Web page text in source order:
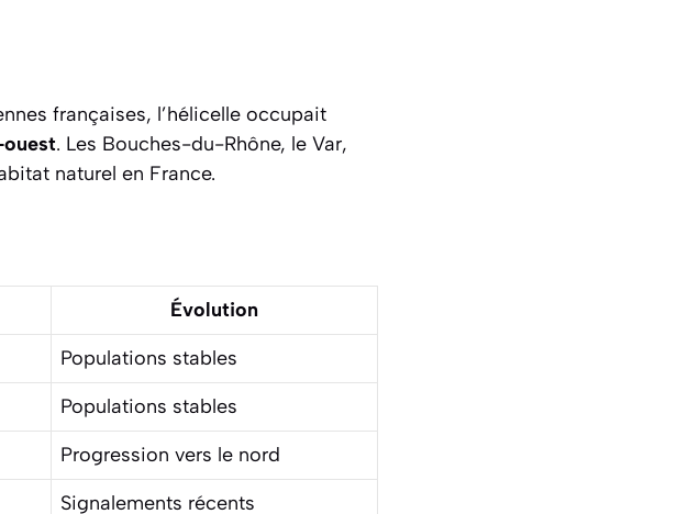
françaises, l’hélicelle occupait
. Les Bouches-du-Rhône, le Var,
naturel en France.
Évolution
Populations stables
Populations stables
Progression vers le nord
Signalements récents